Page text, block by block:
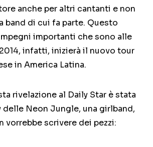
anche per altri cantanti e non
band di cui fa parte. Questo
importanti che sono alle
infatti, inizierà il nuovo tour
in America Latina.
rivelazione al Daily Star è stata
delle Neon Jungle, una girlband,
vorrebbe scrivere dei pezzi: